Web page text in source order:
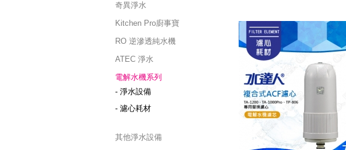
奇異淨水
Kitchen Pro廚事寶
RO 逆滲透純水機
ATEC 淨水
電解水機系列
- 淨水設備
- 濾心耗材
其他淨水設備